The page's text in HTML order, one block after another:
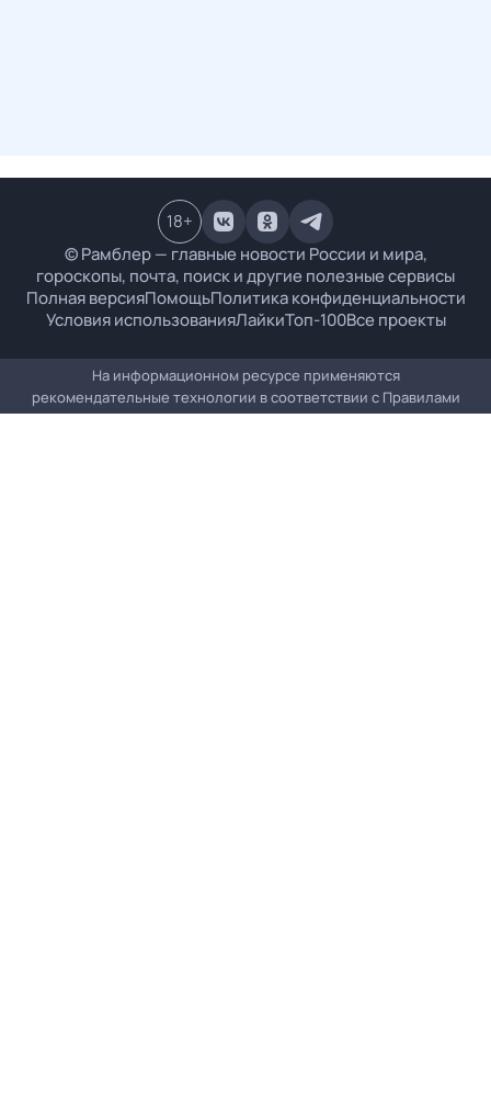
© Рамблер — главные новости России и мира,
гороскопы, почта, поиск и другие полезные сервисы
Полная версияПомощьПолитика конфиденциальности
Условия использованияЛайкиТоп-100Все проекты
18+
На информационном ресурсе применяются
рекомендательные технологии в соответствии с Правилами